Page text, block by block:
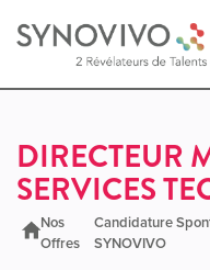
Retour au site
DIRECTEUR
SERVICES
Nos
Offres
Candidature
SYNOVIVO